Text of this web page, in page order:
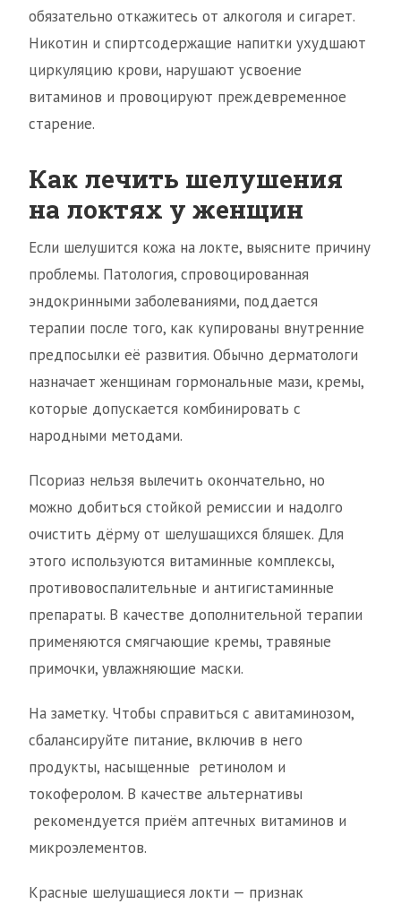
обязательно откажитесь от алкоголя и сигарет.
Никотин и спиртсодержащие напитки ухудшают
циркуляцию крови, нарушают усвоение
витаминов и провоцируют преждевременное
старение.
Как лечить шелушения
на локтях у женщин
Если шелушится кожа на локте, выясните причину
проблемы. Патология, спровоцированная
эндокринными заболеваниями, поддается
терапии после того, как купированы внутренние
предпосылки её развития. Обычно дерматологи
назначает женщинам гормональные мази, кремы,
которые допускается комбинировать с
народными методами.
Псориаз нельзя вылечить окончательно, но
можно добиться стойкой ремиссии и надолго
очистить дёрму от шелушащихся бляшек. Для
этого используются витаминные комплексы,
противовоспалительные и антигистаминные
препараты. В качестве дополнительной терапии
применяются смягчающие кремы, травяные
примочки, увлажняющие маски.
На заметку. Чтобы справиться с авитаминозом,
сбалансируйте питание, включив в него
продукты, насыщенные ретинолом и
токоферолом. В качестве альтернативы
рекомендуется приём аптечных витаминов и
микроэлементов.
Красные шелушащиеся локти — признак